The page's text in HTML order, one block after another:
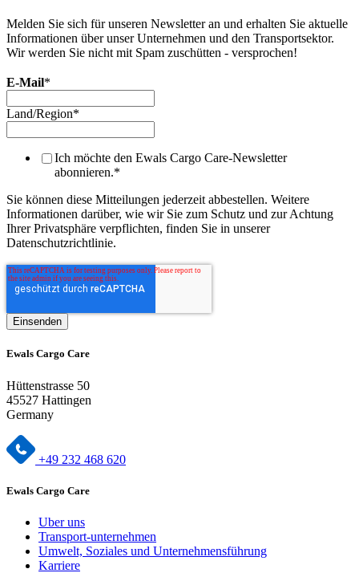
Melden Sie sich für unseren Newsletter an und erhalten Sie aktuelle
Informationen über unser Unternehmen und den Transportsektor.
Wir werden Sie nicht mit Spam zuschütten - versprochen!
E-Mail*
Land/Region*
Ich möchte den Ewals Cargo Care-Newsletter
abonnieren.*
Sie können diese Mitteilungen jederzeit abbestellen. Weitere
Informationen darüber, wie wir Sie zum Schutz und zur Achtung
Ihrer Privatsphäre verpflichten, finden Sie in unserer
Datenschutzrichtlinie.
Ewals Cargo Care
Hüttenstrasse 50
45527 Hattingen
Germany
+49 232 468 620
Ewals Cargo Care
Uber uns
Transport-unternehmen
Umwelt, Soziales und Unternehmensführung
Karriere